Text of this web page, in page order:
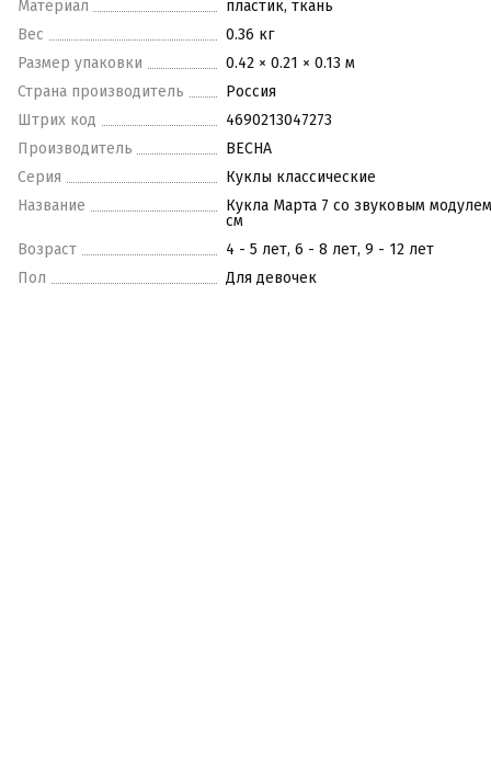
Материал
пластик, ткань
Вес
0.36 кг
Размер упаковки
0.42 × 0.21 × 0.13 м
Страна производитель
Россия
Штрих код
4690213047273
Производитель
ВЕСНА
Серия
Куклы классические
Название
Кукла Марта 7 со звуковым
см
Возраст
4 - 5 лет, 6 - 8 лет, 9 - 12 лет
Пол
Для девочек